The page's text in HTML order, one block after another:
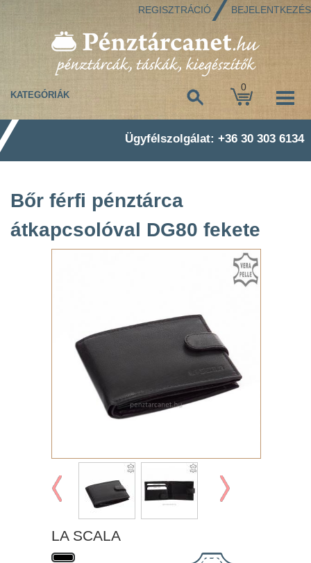
REGISZTRÁCIÓ BEJELENTKEZÉS
0
KATEGÓRIÁK
Ügyfélszolgálat: +36 30 303 6134
Bőr férfi pénztárca
átkapcsolóval DG80 fekete
LA SCALA